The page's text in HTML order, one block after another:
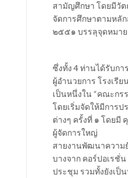
สามัญศึกษา โดยมีวัต
จัดการศึกษาตามหลั
๒๕๕๑ บรรลุจุดหมา
ซึ่งทั้ง 4 ท่านได้รับก
ผู้อำนวยการ โรงเรี
เป็นหนึ่งใน “คณะกร
โดยเริ่มจัดให้มีการป
ต่างๆ ครั้งที่ ๑ โดยมี
ผู้จัดการใหญ่
สายงานพัฒนาความ
บางจาก คอร์ปอเรชั่
ประชุม รวมทั้งยังเป็